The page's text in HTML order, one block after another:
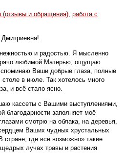
(отзывы и обращения) работа с
и радостью. Я мысленно
любимой Матерью, ощущаю
Ваши добрые глаза, полные
в июле. Так хотелось много
и всё стало ясно.
кассеты с Вашими выступлениями,
благодарности заполняет моё
смотрю на облака, на деревья,
Ваших чудных хрустальных
стране, где всё возможно» такие
лучах травы и растения